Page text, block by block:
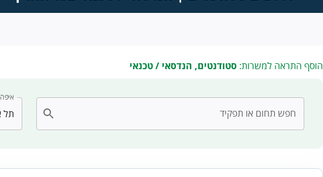
הוסף התראה למשרות: סטודנטים, הנדסאי / טכנאי
חפש תחום או תפקיד
איפה